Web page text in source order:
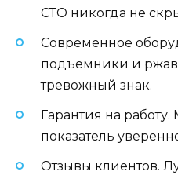
СТО никогда не
Современное
подъемники и
тревожный знак.
Гарантия на
показатель
Отзывы клиентов.